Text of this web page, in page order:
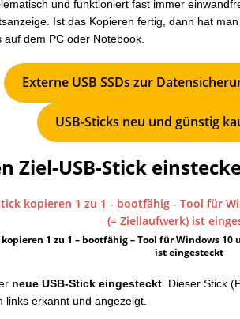
und funktioniert fast immer
Ist das Kopieren fertig, dann hat
auf dem PC oder Notebook.
Externe USB SSDs zur
USB-Sticks neu und günstig
Ziel-USB-Stick
kopieren 1 zu 1 – bootfähig – Tool für Windows
ist eingesteckt
neue USB-Stick eingesteckt . Dieser Stick
links erkannt und angezeigt.